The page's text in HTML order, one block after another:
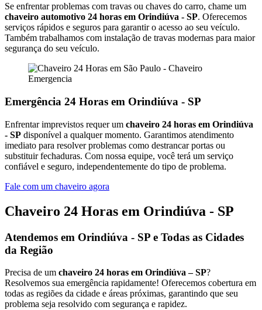
Se enfrentar problemas com travas ou chaves do carro, chame um
chaveiro automotivo 24 horas em Orindiúva - SP. Oferecemos
serviços rápidos e seguros para garantir o acesso ao seu veículo.
Também trabalhamos com instalação de travas modernas para maior
segurança do seu veículo.
Emergência 24 Horas em Orindiúva - SP
Enfrentar imprevistos requer um chaveiro 24 horas em Orindiúva
- SP disponível a qualquer momento. Garantimos atendimento
imediato para resolver problemas como destrancar portas ou
substituir fechaduras. Com nossa equipe, você terá um serviço
confiável e seguro, independentemente do tipo de problema.
Fale com um chaveiro agora
Chaveiro 24 Horas em Orindiúva - SP
Atendemos em Orindiúva - SP e Todas as Cidades
da Região
Precisa de um chaveiro 24 horas em Orindiúva – SP?
Resolvemos sua emergência rapidamente! Oferecemos cobertura em
todas as regiões da cidade e áreas próximas, garantindo que seu
problema seja resolvido com segurança e rapidez.